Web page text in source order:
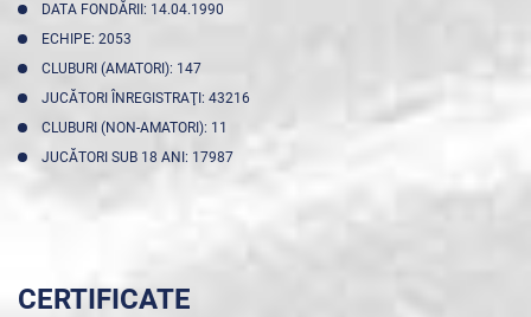
DATA FONDĂRII: 14.04.1990
ECHIPE: 2053
CLUBURI (AMATORI): 147
JUCĂTORI ÎNREGISTRAŢI: 43216
CLUBURI (NON-AMATORI): 11
JUCĂTORI SUB 18 ANI: 17987
CERTIFICATE